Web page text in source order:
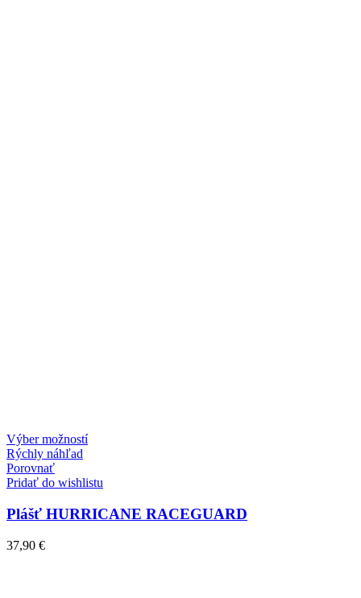
Výber možností
Rýchly náhľad
Porovnať
Pridať do wishlistu
Plášť HURRICANE RACEGUARD
37,90 €